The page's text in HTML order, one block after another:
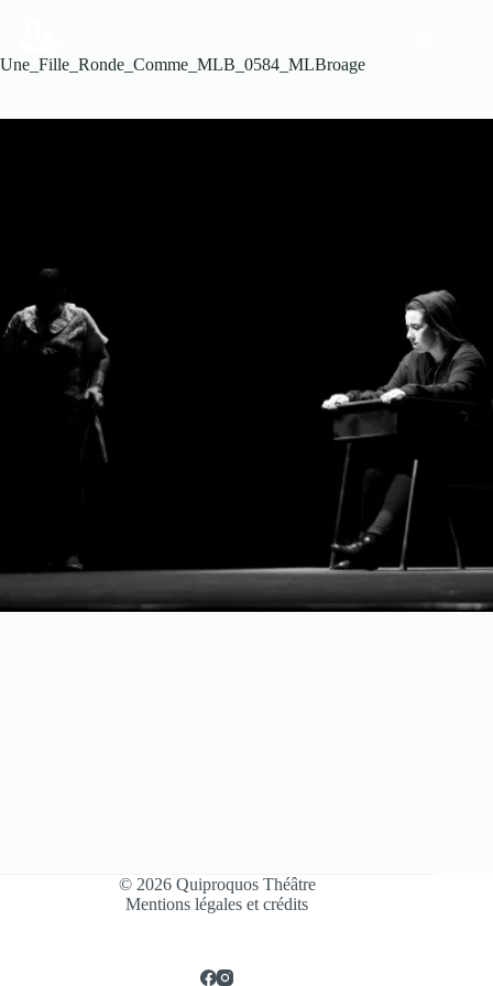
Une_Fille_Ronde_Comme_MLB_0584_MLBroage
© 2026 Quiproquos Théâtre
Mentions légales et crédits